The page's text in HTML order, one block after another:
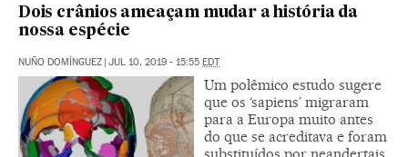
Dois crânios ameaçam mudar a história da
nossa espécie
NUÑO DOMÍNGUEZ | JUL 10, 2019 - 15:55 EDT
Um polêmico estudo sugere
que os ‘sapiens’ migraram
para a Europa muito antes
do que se acreditava e foram